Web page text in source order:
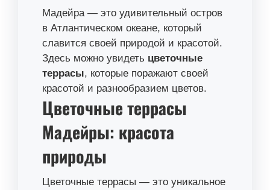
Мадейра — это удивительный остров
в Атлантическом океане, который
славится своей природой и красотой.
Здесь можно увидеть цветочные
террасы, которые поражают своей
красотой и разнообразием цветов.
Цветочные террасы
Мадейры: красота
природы
Цветочные террасы — это уникальное